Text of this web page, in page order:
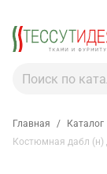
Главная / Каталог
Костюмная дабл (н)